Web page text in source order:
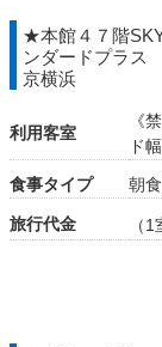
★本館４７階
ンダードプラス
京横浜
利用客室
《
ド
食事タイプ
朝
旅行代金 （